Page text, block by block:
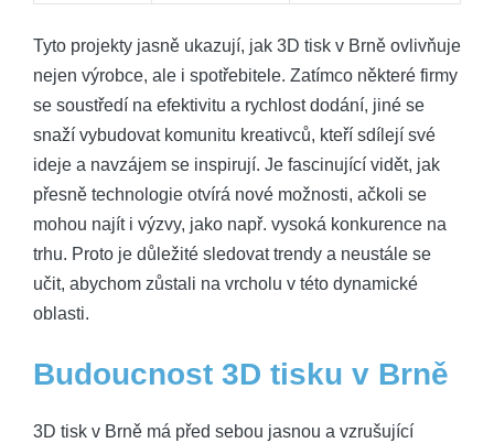
Tyto projekty jasně ukazují, jak 3D tisk v Brně ovlivňuje
nejen výrobce, ale i spotřebitele. Zatímco některé firmy
se soustředí na efektivitu a rychlost dodání, jiné se
snaží vybudovat komunitu kreativců, kteří sdílejí své
ideje a navzájem se inspirují. Je fascinující vidět, jak
přesně technologie otvírá nové možnosti, ačkoli se
mohou najít i výzvy, jako např. vysoká konkurence na
trhu. Proto je důležité sledovat trendy a neustále se
učit, abychom zůstali na vrcholu v této dynamické
oblasti.
Budoucnost 3D tisku v Brně
3D tisk v Brně má před sebou jasnou a vzrušující